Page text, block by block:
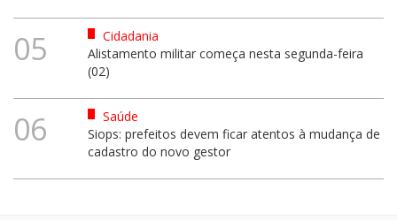
05
Cidadania
Alistamento militar começa nesta segunda-feira
(02)
06
Saúde
Siops: prefeitos devem ficar atentos à mudança de
cadastro do novo gestor